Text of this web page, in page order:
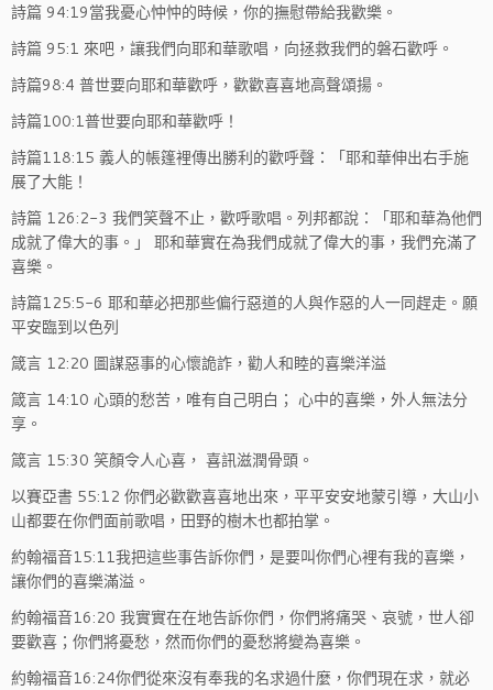
詩篇 94:19當我憂心忡忡的時候，你的撫慰帶給我歡樂。
詩篇 95:1 來吧，讓我們向耶和華歌唱，向拯救我們的磐石歡呼。
詩篇98:4 普世要向耶和華歡呼，歡歡喜喜地高聲頌揚。
詩篇100:1普世要向耶和華歡呼！
詩篇118:15 義人的帳篷裡傳出勝利的歡呼聲：「耶和華伸出右手施
展了大能！
詩篇 126:2-3 我們笑聲不止，歡呼歌唱。列邦都說：「耶和華為他們
成就了偉大的事。」 耶和華實在為我們成就了偉大的事，我們充滿了
喜樂。
詩篇125:5-6 耶和華必把那些偏行惡道的人與作惡的人一同趕走。願
平安臨到以色列
箴言 12:20 圖謀惡事的心懷詭詐，勸人和睦的喜樂洋溢
箴言 14:10 心頭的愁苦，唯有自己明白； 心中的喜樂，外人無法分
享。
箴言 15:30 笑顏令人心喜， 喜訊滋潤骨頭。
以賽亞書 55:12 你們必歡歡喜喜地出來，平平安安地蒙引導，大山小
山都要在你們面前歌唱，田野的樹木也都拍掌。
約翰福音15:11我把這些事告訴你們，是要叫你們心裡有我的喜樂，
讓你們的喜樂滿溢。
約翰福音16:20 我實實在在地告訴你們，你們將痛哭、哀號，世人卻
要歡喜；你們將憂愁，然而你們的憂愁將變為喜樂。
約翰福音16:24你們從來沒有奉我的名求過什麼，你們現在求，就必